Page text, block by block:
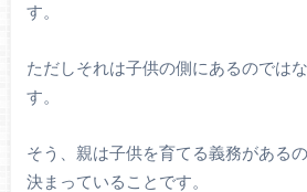
す。
ただしそれは子供の側にあるのでは
す。
そう、親は子供を育てる義務がある
決まっていることです。